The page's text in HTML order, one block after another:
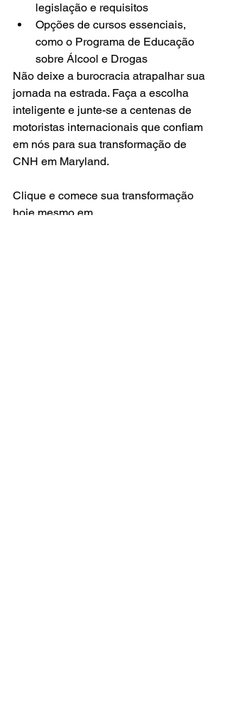
legislação e requisitos
Opções de cursos essenciais,
como o Programa de Educação
sobre Álcool e Drogas
Não deixe a burocracia atrapalhar sua
jornada na estrada. Faça a escolha
inteligente e junte-se a centenas de
motoristas internacionais que confiam
em nós para sua transformação de
CNH em Maryland.
Clique e comece sua transformação
hoje mesmo em